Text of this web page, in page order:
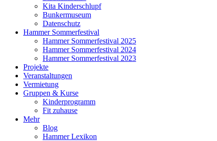
Kita Kinderschlupf
Bunkermuseum
Datenschutz
Hammer Sommerfestival
Hammer Sommerfestival 2025
Hammer Sommerfestival 2024
Hammer Sommerfestival 2023
Projekte
Veranstaltungen
Vermietung
Gruppen & Kurse
Kinderprogramm
Fit zuhause
Mehr
Blog
Hammer Lexikon